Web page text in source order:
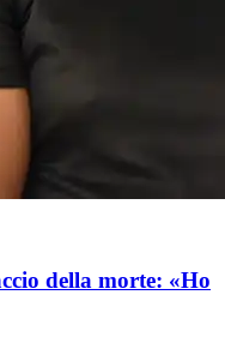
della morte: «Ho